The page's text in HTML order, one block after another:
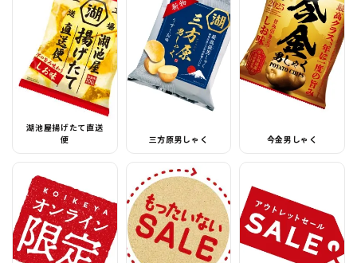
湖池屋揚げたて直送
便
三方原男しゃく 今金男しゃく